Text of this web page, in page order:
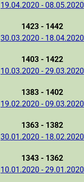
19.04.2020 - 08.05.2020
1423 - 1442
30.03.2020 - 18.04.2020
1403 - 1422
10.03.2020 - 29.03.2020
1383 - 1402
19.02.2020 - 09.03.2020
1363 - 1382
30.01.2020 - 18.02.2020
1343 - 1362
10.01.2020 - 29.01.2020